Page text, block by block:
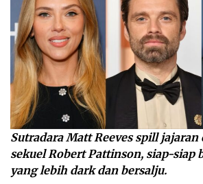
Sutradara Matt Reeves spill jajaran
sekuel Robert Pattinson, siap-siap
yang lebih dark dan bersalju.